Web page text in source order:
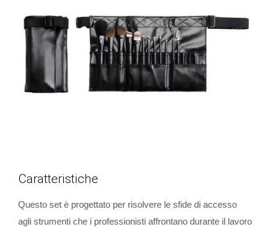
Caratteristiche
Questo set è progettato per risolvere le sfide di accesso
agli strumenti che i professionisti affrontano durante il lavoro